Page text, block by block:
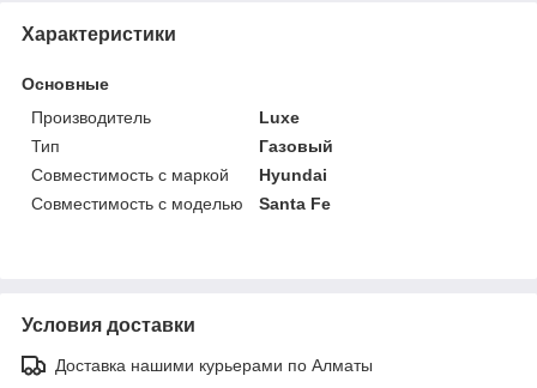
Характеристики
Основные
Производитель
Luxe
Тип
Газовый
Совместимость с маркой
Hyundai
Совместимость с моделью
Santa Fe
Условия доставки
Доставка нашими курьерами по Алматы